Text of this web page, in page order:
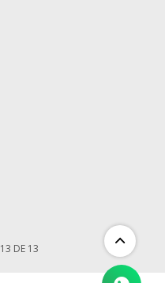
13 DE 13